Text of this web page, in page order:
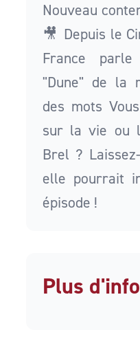
Nouveau
🎥 Depuis le
France
"Dune" de la
des mots
sur la vie ou
Brel ?
elle pourrait
épisode !
Plus